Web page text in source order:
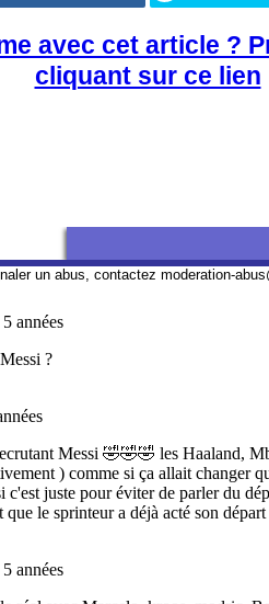
avec cet article ?
cliquant sur ce lien
un abus, contactez moderation-